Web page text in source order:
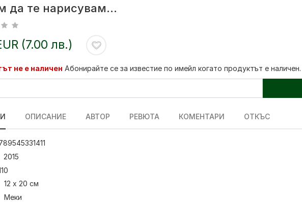
да те нарисувам...
(7.00 лв.)
не е наличен Абонирайте се за известие по имейл когато продуктът е наличен.
ОПИСАНИЕ АВТОР РЕВЮТА КОМЕНТАРИ ОТКЪС
2015
12 х 20 см
Меки